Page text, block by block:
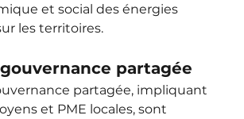
et social des énergies
les territoires.
partagée
partagée, impliquant
et PME locales, sont